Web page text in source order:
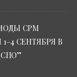
CPM
СЕНТЯБРЯ В